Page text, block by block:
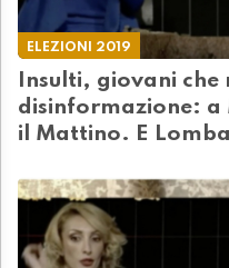
ELEZIONI 2019
Insulti, giovani
disinformazione:
il Mattino. E